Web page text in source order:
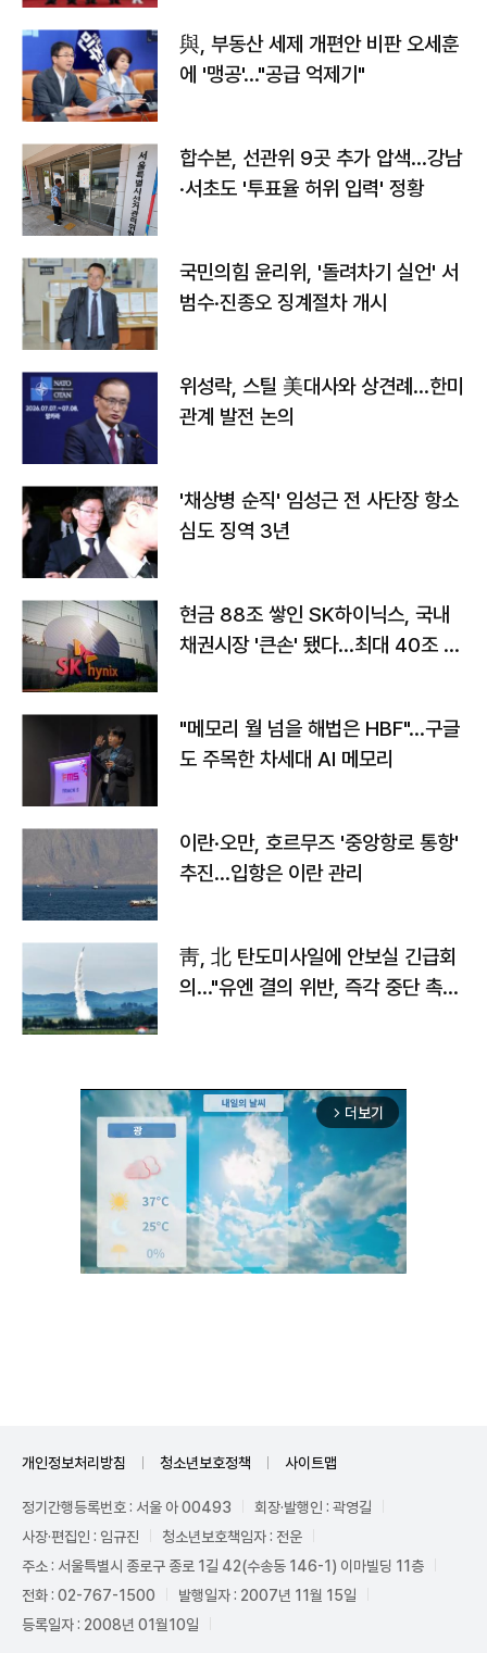
與, 부동산 세제 개편안 비판 오세훈
에 '맹공'…"공급 억제기"
합수본, 선관위 9곳 추가 압색…강남
·서초도 '투표율 허위 입력' 정황
국민의힘 윤리위, '돌려차기 실언' 서
범수·진종오 징계절차 개시
위성락, 스틸 美대사와 상견례…한미
관계 발전 논의
'채상병 순직' 임성근 전 사단장 항소
심도 징역 3년
현금 88조 쌓인 SK하이닉스, 국내
채권시장 '큰손' 됐다…최대 40조 투
"메모리 월 넘을 해법은 HBF"…구글
도 주목한 차세대 AI 메모리
이란·오만, 호르무즈 '중앙항로 통항'
추진…입항은 이란 관리
靑, 北 탄도미사일에 안보실 긴급회
의…"유엔 결의 위반, 즉각 중단 촉
arrow_forward_ios 더보기
개인정보처리방침 청소년보호정책 사이트맵
정기간행등록번호 : 서울 아 00493
회장·발행인 : 곽영길
사장·편집인 : 임규진
청소년보호책임자 : 전운
주소 : 서울특별시 종로구 종로 1길 42(수송동 146-1) 이마빌딩 11층
전화 : 02-767-1500
발행일자 : 2007년 11월 15일
등록일자 : 2008년 01월10일